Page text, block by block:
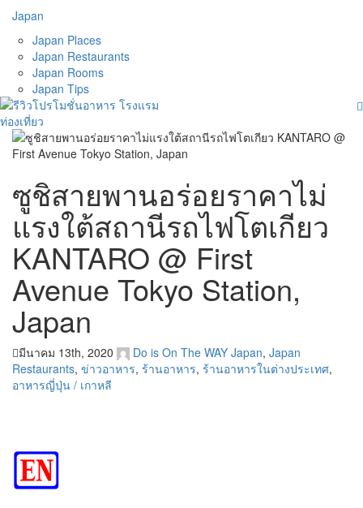
Japan
Japan Places
Japan Restaurants
Japan Rooms
Japan Tips
ซูชิสายพานอร่อยราคาไม่
แรงใต้สถานีรถไฟโตเกียว
KANTARO @ First
Avenue Tokyo Station,
Japan
มีนาคม 13th, 2020 Do is On The WAY Japan, Japan
Restaurants, ข่าวอาหาร, ร้านอาหาร, ร้านอาหารในต่างประเทศ,
อาหารญี่ปุ่น / เกาหลี